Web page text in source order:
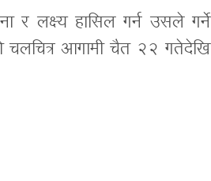
र लक्ष्य हासिल गर्न उसले गर्ने
चलचित्र आगामी चैत २२ गतेदेखि